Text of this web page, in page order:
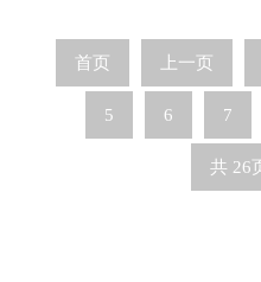
首页 上一页
5 6 7
共 26